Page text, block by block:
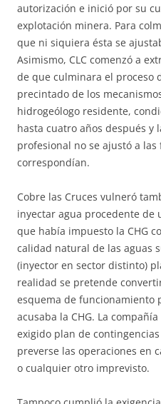
autorización e inició por su
explotación minera. Para
que ni siquiera ésta se
Asimismo, CLC comenzó a
de que culminara el proceso
precintado de los
hidrogeólogo residente,
hasta cuatro años después y
profesional no se ajustó a
correspondían.
Cobre las Cruces vulneró
inyectar agua procedente de
que había impuesto la CHG
calidad natural de las aguas
(inyector en sector distinto)
realidad se pretende
esquema de funcionamiento
acusaba la CHG. La
exigido plan de
preverse las operaciones en
o cualquier otro imprevisto.